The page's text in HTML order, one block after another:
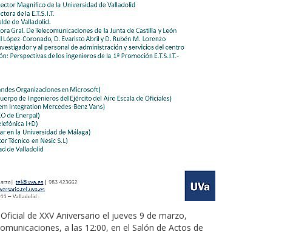
de XXV Aniversario el jueves 9 de marzo,
a las 12:00, en el Salón de Actos de